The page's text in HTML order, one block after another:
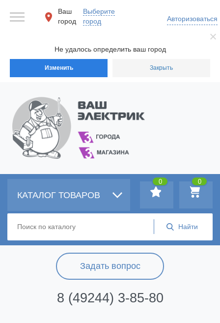
Не удалось определить ваш город
Изменить Закрыть
Ваш
город
Выберите
город
Авторизоваться
Задать вопрос
8 (49244) 3-85-80
КАТАЛОГ ТОВАРОВ
0
0